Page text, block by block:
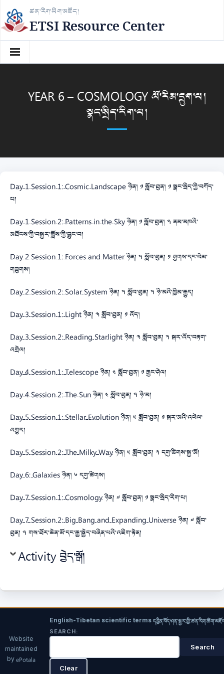
Skip
to
content
ཚན་རིག་ཡིག་མཛོད།
ETSI Resource Center
YEAR 6 – COSMOLOGY ལོ་རིམ་དྲུག་པ།
སྣང་སྲིད་རིག་པ།
Day 1 Session 1: Cosmic Landscapeཉིན། ༡ སློབ་ཐུན། ༡ སྣང་སྲིད་ཀྱི་བཀོད་
པ།
Day 1 Session 2: Patterns in the Skyཉིན། ༡ སློབ་ཐུན། ༢ ནམ་མཁའི་
མཐོངས་ཀྱི་བསྐྱར་ཟློས་ཀྱི་བྱུང་བ།
Day 2 Session 1: Forces and Matterཉིན། ༢ སློབ་ཐུན། ༡ ཤུགས་དང་བེམ་
གཟུགས།
Day 2 Session 2: Solar Systemཉིན། ༢ སློབ་ཐུན། ༢ ཉི་མའི་ཁྱིམ་རྒྱུད།
Day 3 Session 1: Lightཉིན། ༣ སློབ་ཐུན། ༡ འོད།
Day 3 Session 2: Reading Starlightཉིན། ༣ སློབ་ཐུན། ༢ སྐར་འོད་བརྟག་
འགྲེལ།
Day 4 Session 1: Telescopeཉིན། ༤ སློབ་ཐུན། ༡ རྒྱང་ཤེལ།
Day 4 Session 2: The Sunཉིན། ༤ སློབ་ཐུན། ༢ ཉི་མ།
Day 5 Session 1: Stellar Evolutionཉིན། ༥ སློབ་ཐུན། ༡ སྐར་མའི་འཕེལ་
འགྱུར།
Day 5 Session 2: The Milky Wayཉིན། ༥ སློབ་ཐུན། ༢ དགུ་ཚིགས་སྐྱ་མོ།
Day 6: Galaxiesཉིན། ༦ དགུ་ཚིགས།
Day 7 Session 1: Cosmologyཉིན། ༧ སློབ་ཐུན། ༡ སྣང་སྲིད་རིག་པ།
Day 7 Session 2: Big Bang and Expanding Universeཉིན། ༧ སློབ་
ཐུན། ༢ གས་ཐོར་ཆེན་མོ་དང་རྒྱ་སྐྱེད་བཞིན་པའི་འཇིག་རྟེན།
Activity བྱེད་སྒོ།
Website
maintained
by ePotala
English-Tibetan scientific terms
SEARCH: